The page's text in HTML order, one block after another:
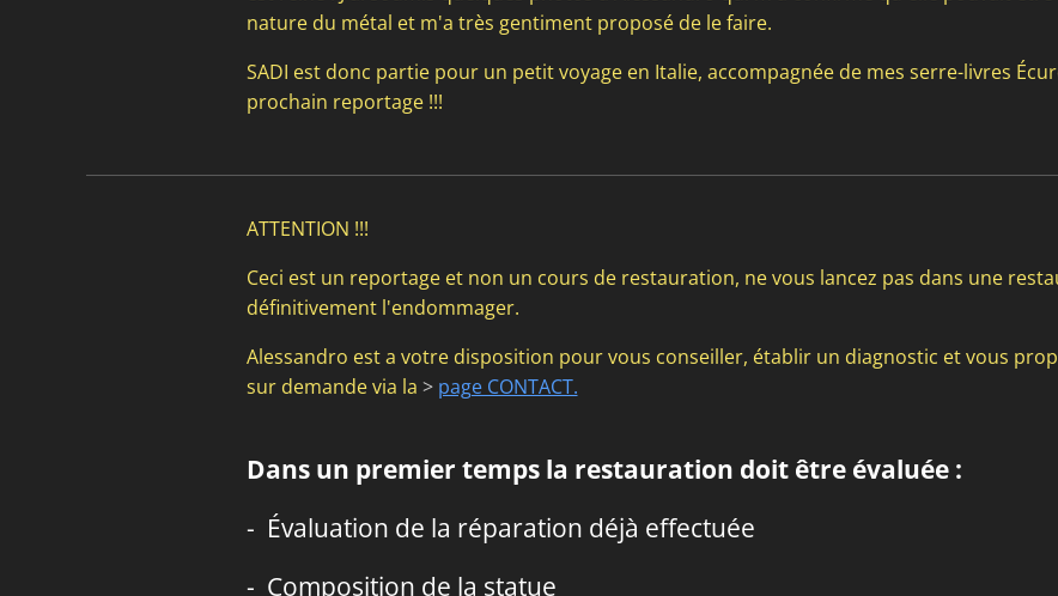
nature du métal et m'a très gentiment proposé de le faire.
SADI est donc partie pour un petit voyage en Italie, accompagnée de mes serre-livres
prochain reportage !!!
ATTENTION !!!
Ceci est un reportage et non un cours de restauration, ne vous lancez pas dans une
définitivement l'endommager.
Alessandro est a votre disposition pour vous conseiller, établir un diagnostic et vous
sur demande via la > page CONTACT.
Dans un premier temps la restauration doit être évaluée :
- Évaluation de la réparation déjà effectuée
- Composition de la statue